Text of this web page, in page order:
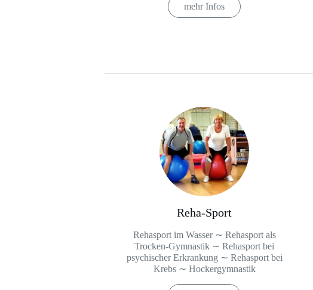
mehr Infos
Reha-Sport
Rehasport im Wasser ∼ Rehasport als
Trocken-Gymnastik ∼ Rehasport bei
psychischer Erkrankung ∼ Rehasport bei
Krebs ∼ Hockergymnastik